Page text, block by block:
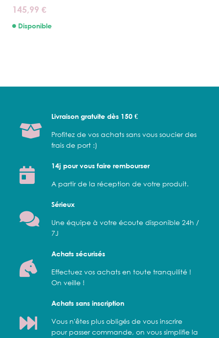
145,99 €
Disponible
Livraison gratuite dès 150 €
Profitez de vos achats sans vous soucier des
frais de port :)
14j pour vous faire rembourser
A partir de la réception de votre produit.
Sérieux
Une équipe à votre écoute disponible 24h /
7J
Achats sécurisés
Effectuez vos achats en toute tranquilité !
On veille !
Achats sans inscription
Vous n'êtes plus obligés de vous inscrire
pour passer commande, on vous simplifie la